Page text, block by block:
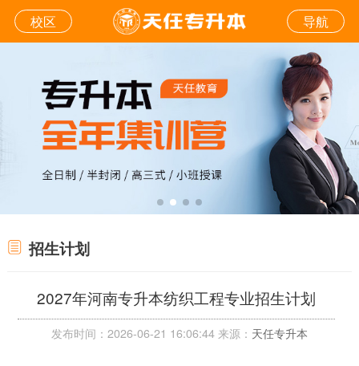
校区 导航
招生计划
2027年河南专升本纺织工程专业招生计划
发布时间：2026-06-21 16:06:44 来源： 天任专升本